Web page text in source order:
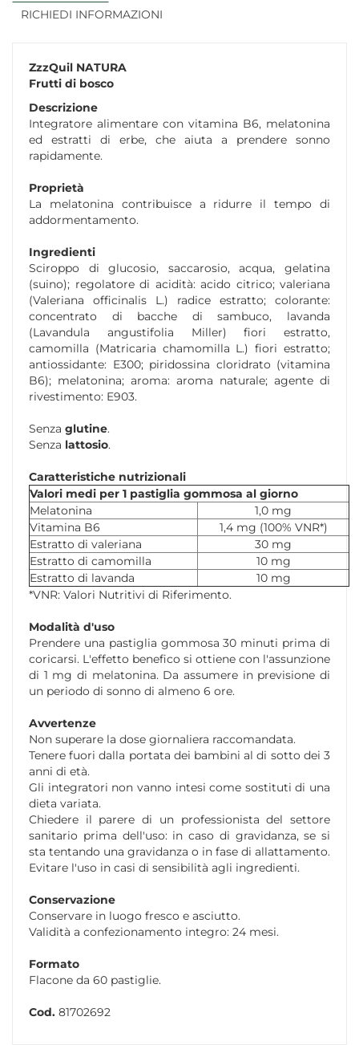
RICHIEDI INFORMAZIONI
ZzzQuil NATURA
Frutti di bosco
Descrizione
Integratore alimentare con vitamina B6, melatonina
ed estratti di erbe, che aiuta a prendere sonno
rapidamente.
Proprietà
La melatonina contribuisce a ridurre il tempo di
addormentamento.
Ingredienti
Sciroppo di glucosio, saccarosio, acqua, gelatina
(suino); regolatore di acidità: acido citrico; valeriana
(Valeriana officinalis L.) radice estratto; colorante:
concentrato di bacche di sambuco, lavanda
(Lavandula angustifolia Miller) fiori estratto,
camomilla (Matricaria chamomilla L.) fiori estratto;
antiossidante: E300; piridossina cloridrato (vitamina
B6); melatonina; aroma: aroma naturale; agente di
rivestimento: E903.
Senza glutine.
Senza lattosio.
Caratteristiche nutrizionali
Valori medi per 1 pastiglia gommosa al giorno
Melatonina
1,0 mg
Vitamina B6
1,4 mg (100% VNR*)
Estratto di valeriana
30 mg
Estratto di camomilla
10 mg
Estratto di lavanda
10 mg
*VNR: Valori Nutritivi di Riferimento.
Modalità d'uso
Prendere una pastiglia gommosa 30 minuti prima di
coricarsi. L'effetto benefico si ottiene con l'assunzione
di 1 mg di melatonina. Da assumere in previsione di
un periodo di sonno di almeno 6 ore.
Avvertenze
Non superare la dose giornaliera raccomandata.
Tenere fuori dalla portata dei bambini al di sotto dei 3
anni di età.
Gli integratori non vanno intesi come sostituti di una
dieta variata.
Chiedere il parere di un professionista del settore
sanitario prima dell'uso: in caso di gravidanza, se si
sta tentando una gravidanza o in fase di allattamento.
Evitare l'uso in casi di sensibilità agli ingredienti.
Conservazione
Conservare in luogo fresco e asciutto.
Validità a confezionamento integro: 24 mesi.
Formato
Flacone da 60 pastiglie.
Cod. 81702692